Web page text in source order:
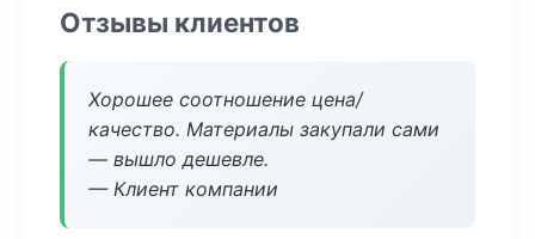
Отзывы клиентов
Хорошее соотношение цена/
качество. Материалы закупали сами
— вышло дешевле.
— Клиент компании